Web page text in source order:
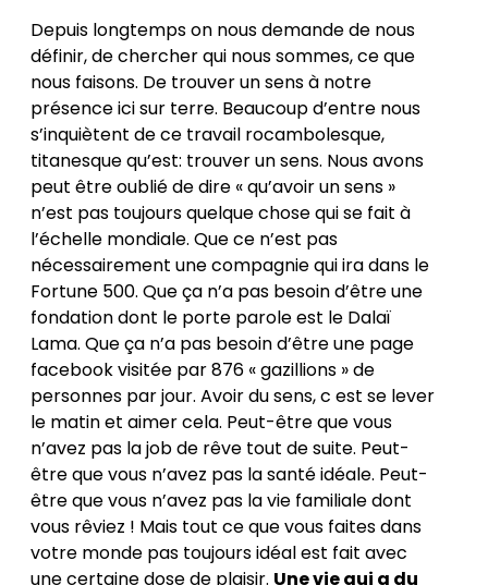
Depuis longtemps on nous demande de nous
définir, de chercher qui nous sommes, ce que
nous faisons. De trouver un sens à notre
présence ici sur terre. Beaucoup d’entre nous
s’inquiètent de ce travail rocambolesque,
titanesque qu’est: trouver un sens. Nous avons
peut être oublié de dire « qu’avoir un sens »
n’est pas toujours quelque chose qui se fait à
l’échelle mondiale. Que ce n’est pas
nécessairement une compagnie qui ira dans le
Fortune 500. Que ça n’a pas besoin d’être une
fondation dont le porte parole est le Dalaï
Lama. Que ça n’a pas besoin d’être une page
facebook visitée par 876 « gazillions » de
personnes par jour. Avoir du sens, c est se lever
le matin et aimer cela. Peut-être que vous
n’avez pas la job de rêve tout de suite. Peut-
être que vous n’avez pas la santé idéale. Peut-
être que vous n’avez pas la vie familiale dont
vous rêviez ! Mais tout ce que vous faites dans
votre monde pas toujours idéal est fait avec
une certaine dose de plaisir. Une vie qui a du